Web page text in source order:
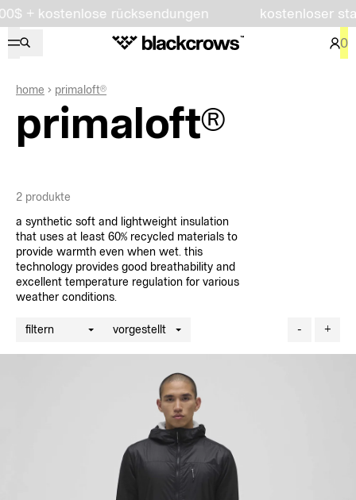
kostenlose rücksendungen
kostenloser
0
home primaloft®
primaloft®
2 produkte
a synthetic soft and lightweight insulation
that uses at least 60% recycled materials to
provide warmth even when wet. this
technology provides good breathability and
excellent temperature regulation for various
weather conditions.
filter
filtern vorgestellt - +